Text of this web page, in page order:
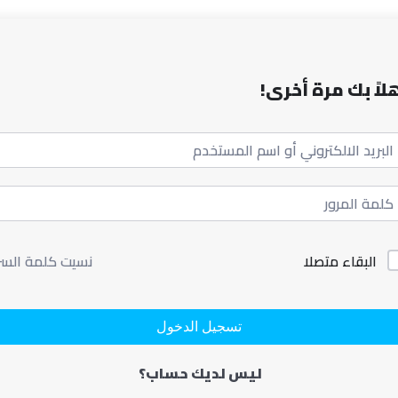
بك مرة أخرى!
البقاء متصلا نسيت كلمة
تسجيل الدخول
ليس لديك حساب؟